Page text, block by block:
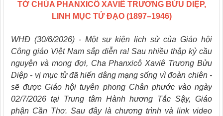
TỚ CHÚA PHANXICÔ XAVIÊ TRƯƠNG BỬU DIỆP,
LINH MỤC TỬ ĐẠO (1897–1946)
WHĐ (30/6/2026) - Một sự kiện lịch sử của Giáo hội
Công giáo Việt Nam sắp diễn ra! Sau nhiều thập kỷ cầu
nguyện và mong đợi, Cha Phanxicô Xaviê Trương Bửu
Diệp - vị mục tử đã hiến dâng mạng sống vì đoàn chiên -
sẽ được Giáo hội tuyên phong Chân phước vào ngày
02/7/2026 tại Trung tâm Hành hương Tắc Sậy, Giáo
phận Cần Thơ. Sau đây là chương trình và link video